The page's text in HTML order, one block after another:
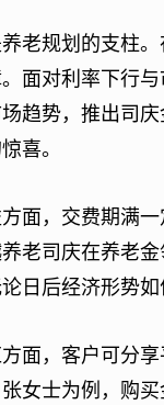
规划的支柱。
面对利率下行
趋势，推出司
喜。
，交费期满一
老司庆在养老
日后经济形势
，客户可分享
女士为例，购